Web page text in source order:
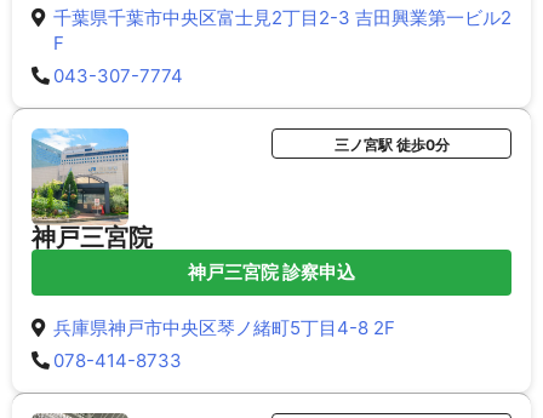
千葉県千葉市中央区富士見2丁目2-3 吉田興業第一ビル2
F
043-307-7774
神戸三宮院
三ノ宮駅 徒歩0分
神戸三宮院 診察申込
兵庫県神戸市中央区琴ノ緒町5丁目4-8 2F
078-414-8733